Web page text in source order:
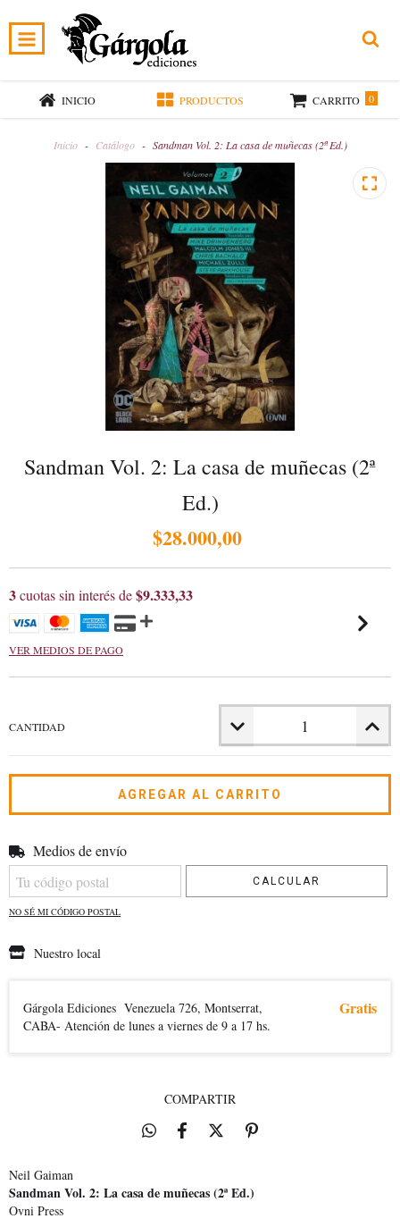
INICIO PRODUCTOS CARRITO 0
Inicio - Catálogo - Sandman Vol. 2: La casa de muñecas (2ª Ed.)
Sandman Vol. 2: La casa de muñecas (2ª
Ed.)
$28.000,00
3cuotas sin interés de$9.333,33
VER MEDIOS DE PAGO
CANTIDAD
Entregas para el CP:
Medios de envío
CALCULAR
NO SÉ MI CÓDIGO POSTAL
Nuestro local
Gárgola Ediciones Venezuela 726, Montserrat,
CABA- Atención de lunes a viernes de 9 a 17 hs.
Gratis
COMPARTIR
Neil Gaiman
Sandman Vol. 2: La casa de muñecas (2ª Ed.)
Ovni Press